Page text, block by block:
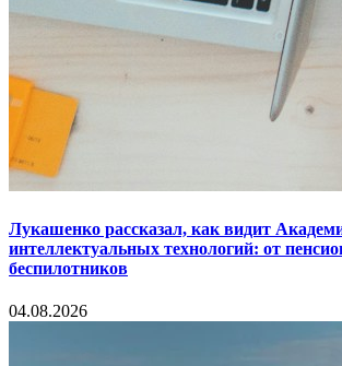
Лукашенко рассказал, как видит
интеллектуальных технологий: от
беспилотников
04.08.2026